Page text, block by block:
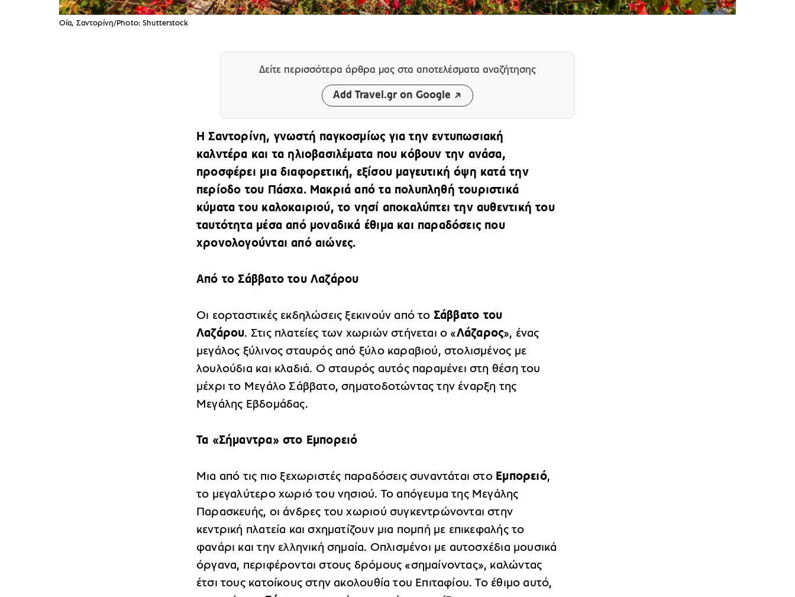
Οία, Σαντορίνη/Photo: Shutterstock
Δείτε περισσότερα άρθρα μας στα αποτελέσματα αναζήτησης
Add Travel.gr on Google
Η Σαντορίνη, γνωστή παγκοσμίως για την εντυπωσιακή
καλντέρα και τα ηλιοβασιλέματα που κόβουν την ανάσα,
προσφέρει μια διαφορετική, εξίσου μαγευτική όψη κατά την
περίοδο του Πάσχα. Μακριά από τα πολυπληθή τουριστικά
κύματα του καλοκαιριού, το νησί αποκαλύπτει την αυθεντική του
ταυτότητα μέσα από μοναδικά έθιμα και παραδόσεις που
χρονολογούνται από αιώνες.
Από το Σάββατο του Λαζάρου
Οι εορταστικές εκδηλώσεις ξεκινούν από το Σάββατο του
Λαζάρου. Στις πλατείες των χωριών στήνεται ο «Λάζαρος», ένας
μεγάλος ξύλινος σταυρός από ξύλο καραβιού, στολισμένος με
λουλούδια και κλαδιά. Ο σταυρός αυτός παραμένει στη θέση του
μέχρι το Μεγάλο Σάββατο, σηματοδοτώντας την έναρξη της
Μεγάλης Εβδομάδας.
Τα «Σήμαντρα» στο Εμπορειό
Μια από τις πιο ξεχωριστές παραδόσεις συναντάται στο Εμπορειό,
το μεγαλύτερο χωριό του νησιού. Το απόγευμα της Μεγάλης
Παρασκευής, οι άνδρες του χωριού συγκεντρώνονται στην
κεντρική πλατεία και σχηματίζουν μια πομπή με επικεφαλής το
φανάρι και την ελληνική σημαία. Οπλισμένοι με αυτοσχέδια μουσικά
όργανα, περιφέρονται στους δρόμους «σημαίνοντας», καλώντας
έτσι τους κατοίκους στην ακολουθία του Επιταφίου. Το έθιμο αυτό,